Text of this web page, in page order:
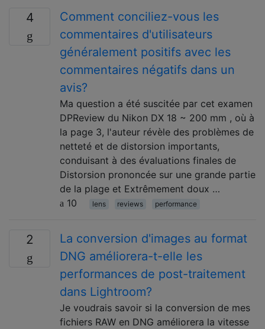
4
Comment conciliez-vous les
commentaires d'utilisateurs
généralement positifs avec les
commentaires négatifs dans un
avis?
Ma question a été suscitée par cet examen
DPReview du Nikon DX 18 ~ 200 mm , où à
la page 3, l'auteur révèle des problèmes de
netteté et de distorsion importants,
conduisant à des évaluations finales de
Distorsion prononcée sur une grande partie
de la plage et Extrêmement doux …
10
lens reviews performance
2
La conversion d'images au format
DNG améliorera-t-elle les
performances de post-traitement
dans Lightroom?
Je voudrais savoir si la conversion de mes
fichiers RAW en DNG améliorera la vitesse